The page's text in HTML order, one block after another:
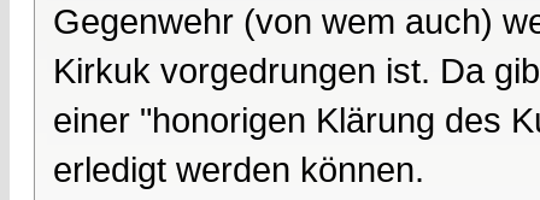
Gegenwehr (von wem auch)
Kirkuk vorgedrungen ist. Da
einer "honorigen Klärung des
erledigt werden können.